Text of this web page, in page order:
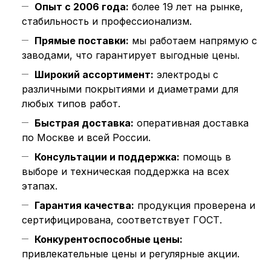
Опыт с 2006 года: более 19 лет на рынке,
стабильность и профессионализм.
Прямые поставки: мы работаем напрямую с
заводами, что гарантирует выгодные цены.
Широкий ассортимент: электроды с
различными покрытиями и диаметрами для
любых типов работ.
Быстрая доставка: оперативная доставка
по Москве и всей России.
Консультации и поддержка: помощь в
выборе и техническая поддержка на всех
этапах.
Гарантия качества: продукция проверена и
сертифицирована, соответствует ГОСТ.
Конкурентоспособные цены:
привлекательные цены и регулярные акции.